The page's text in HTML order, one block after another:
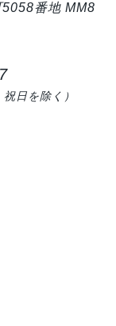
番地 MM8
日を除く）